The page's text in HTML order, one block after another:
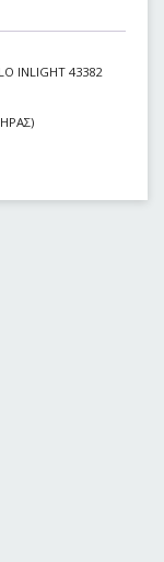
INLIGHT 43382